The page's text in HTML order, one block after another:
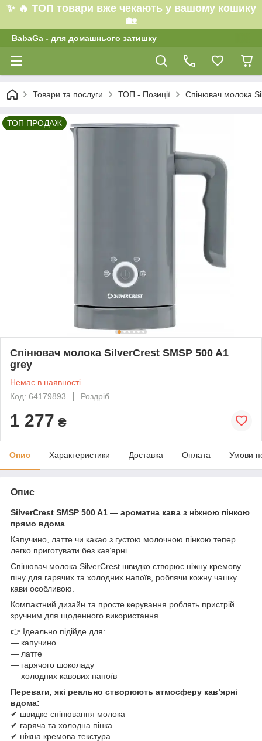
✨ 🔥 ТОП товари вже чекають у вашому кошику
🏡
BabaGa - для домашнього затишку
Товари та послуги ТОП - Позиції Спінювач молока
ТОП ПРОДАЖ
Спінювач молока SilverCrest SMSP 500 A1
grey
Немає в наявності
Код: 64179893
Роздріб
1 277 ₴
Опис Характеристики Доставка Оплата Умови
Опис
SilverCrest SMSP 500 A1 — ароматна кава з ніжною пінкою
прямо вдома
Капучино, латте чи какао з густою молочною пінкою тепер
легко приготувати без кав’ярні.
Спінювач молока SilverCrest швидко створює ніжну кремову
піну для гарячих та холодних напоїв, роблячи кожну чашку
кави особливою.
Компактний дизайн та просте керування роблять пристрій
зручним для щоденного використання.
👉 Ідеально підійде для:
— капучино
— латте
— гарячого шоколаду
— холодних кавових напоїв
Переваги, які реально створюють атмосферу кав’ярні
вдома:
✔ швидке спінювання молока
✔ гаряча та холодна пінка
✔ ніжна кремова текстура